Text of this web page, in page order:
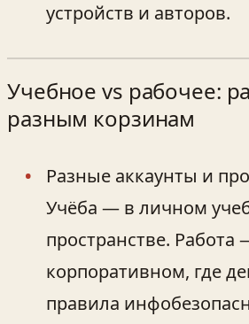
устройств и авторов.
Учебное vs рабочее:
разным корзинам
Разные аккаунты и
Учёба — в личном
пространстве. Работа
корпоративном, где
правила